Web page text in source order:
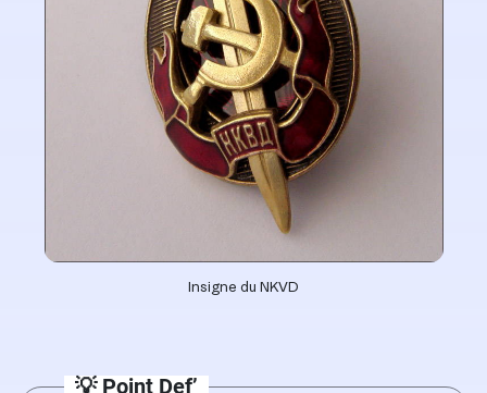
Insigne du NKVD
💡 Point Def’